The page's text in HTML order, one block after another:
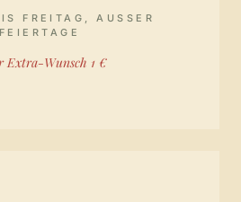
FREITAG, AUSSER F
EIERTAGE
Extra-Wunsch 1 €